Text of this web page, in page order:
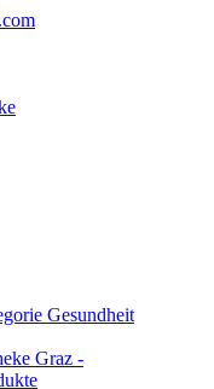
Gesundheit